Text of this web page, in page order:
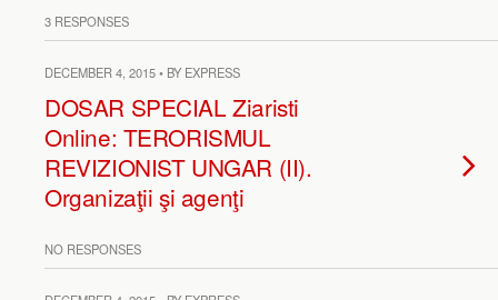
3 RESPONSES
DECEMBER 4, 2015 • BY EXPRESS
DOSAR SPECIAL Ziaristi
Online: TERORISMUL
REVIZIONIST UNGAR (II).
Organizaţii şi agenţi
NO RESPONSES